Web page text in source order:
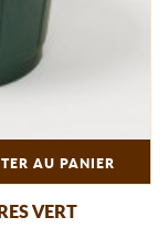
AU PANIER
VERT